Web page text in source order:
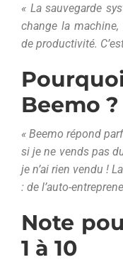
« La sauvegarde
change la
de productivité.
Beemo ?
« Beemo répond
si je ne vends pas
je n’ai rien vendu !
: de l’auto-
Note
1 à 10